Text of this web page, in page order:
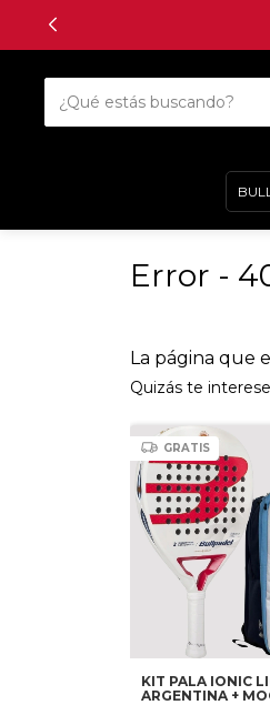
Error -
La página que
Quizás te
GRATIS
KIT PALA IONIC
ARGENTINA +